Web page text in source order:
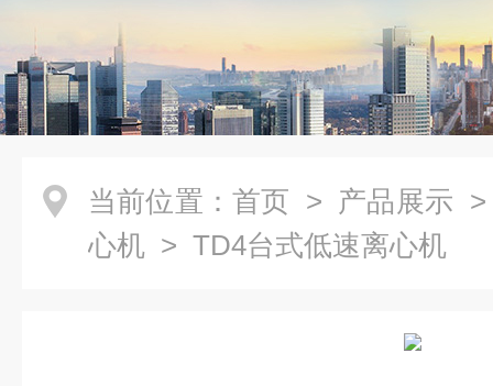
当前位置： 首页 > 产品展示
心机 > TD4台式低速离心机